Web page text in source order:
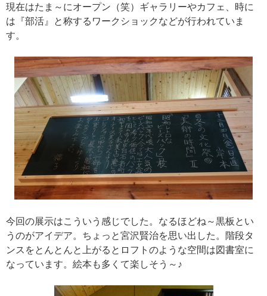
現在はたま～にオープン（笑）ギャラリーやカフェ、時に
は『部活』と称するワークショックなどが行われていま
す。
今回の展示はこういう感じでした。なるほどね～黒板とい
うのがアイデア。ちょっと宮沢賢治を思い出した。 階段タ
ンスをとんとんと上がるとロフトのような空間は図書室に
なっています。絵本も多くて楽しそう～♪